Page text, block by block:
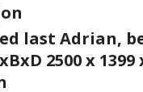
last Adrian,
2500 x 1399